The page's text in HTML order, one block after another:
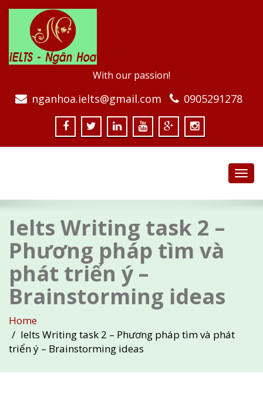
With our passion!
nganhoa.ielts@gmail.com 0905291278
Ielts Writing task 2 –
Phương pháp tìm và
phát triển ý –
Brainstorming ideas
Home
Ielts Writing task 2 – Phương pháp tìm và phát
triển ý – Brainstorming ideas